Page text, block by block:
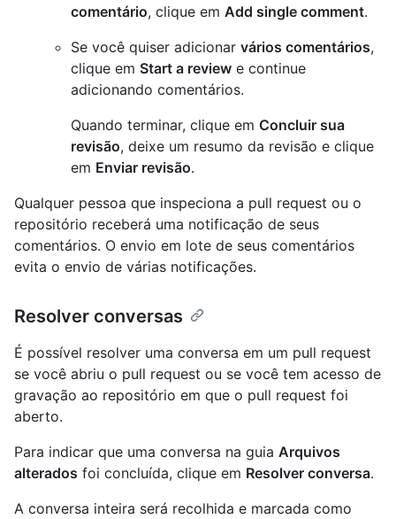
comentário, clique em Add single comment.
Se você quiser adicionar vários comentários,
clique em Start a review e continue
adicionando comentários.
Quando terminar, clique em Concluir sua
revisão, deixe um resumo da revisão e clique
em Enviar revisão.
Qualquer pessoa que inspeciona a pull request ou o
repositório receberá uma notificação de seus
comentários. O envio em lote de seus comentários
evita o envio de várias notificações.
Resolver conversas
É possível resolver uma conversa em um pull request
se você abriu o pull request ou se você tem acesso de
gravação ao repositório em que o pull request foi
aberto.
Para indicar que uma conversa na guia Arquivos
alterados foi concluída, clique em Resolver conversa.
A conversa inteira será recolhida e marcada como